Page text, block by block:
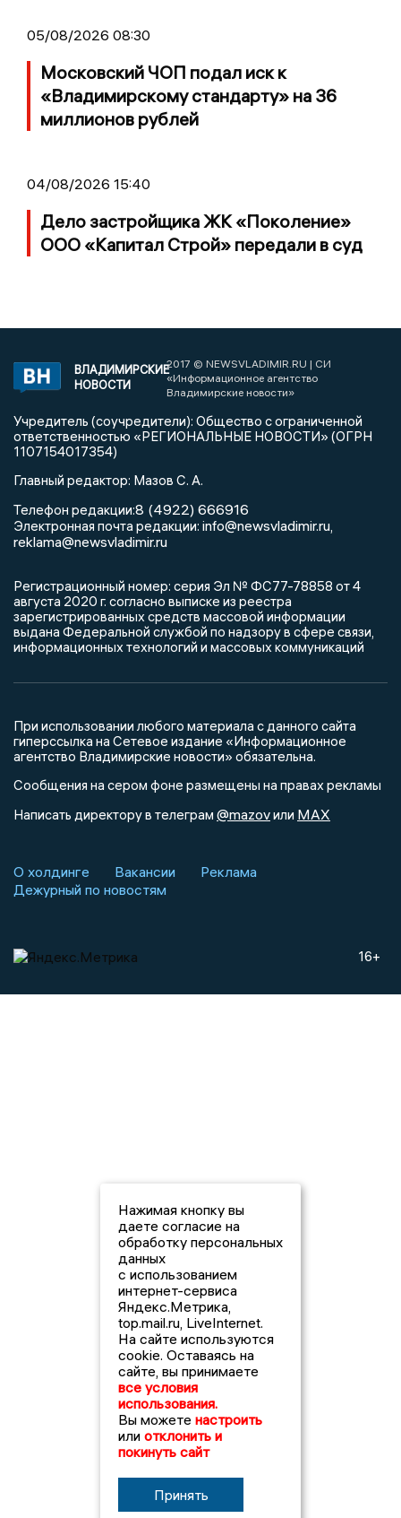
05/08/2026 08:30
Московский ЧОП подал иск к
«Владимирскому стандарту» на 36
миллионов рублей
04/08/2026 15:40
Дело застройщика ЖК «Поколение»
ООО «Капитал Строй» передали в суд
ВЛАДИМИРСКИЕ
НОВОСТИ
2017 © NEWSVLADIMIR.RU | СИ
«Информационное агентство
Владимирские новости»
Учредитель (соучредители): Общество с ограниченной
ответственностью «РЕГИОНАЛЬНЫЕ НОВОСТИ» (ОГРН
1107154017354)
Главный редактор: Мазов С. А.
Телефон редакции:8 (4922) 666916
Электронная почта редакции: info@newsvladimir.ru,
reklama@newsvladimir.ru
Регистрационный номер: серия Эл № ФС77-78858 от 4
августа 2020 г. согласно выписке из реестра
зарегистрированных средств массовой информации
выдана Федеральной службой по надзору в сфере связи,
информационных технологий и массовых коммуникаций
При использовании любого материала с данного сайта
гиперссылка на Сетевое издание «Информационное
агентство Владимирские новости» обязательна.
Сообщения на сером фоне размещены на правах рекламы
Написать директору в телеграм @mazovили MAX
О холдинге Вакансии
Реклама
Дежурный по новостям
16+
Нажимая кнопку вы
даете согласие на
обработку персональных
данных
с использованием
интернет-сервиса
Яндекс.Метрика,
top.mail.ru, LiveInternet.
На сайте используются
cookie. Оставаясь на
сайте, вы принимаете
все условия
использования.
Вы можете настроить
или отклонить и
покинуть сайт
Принять